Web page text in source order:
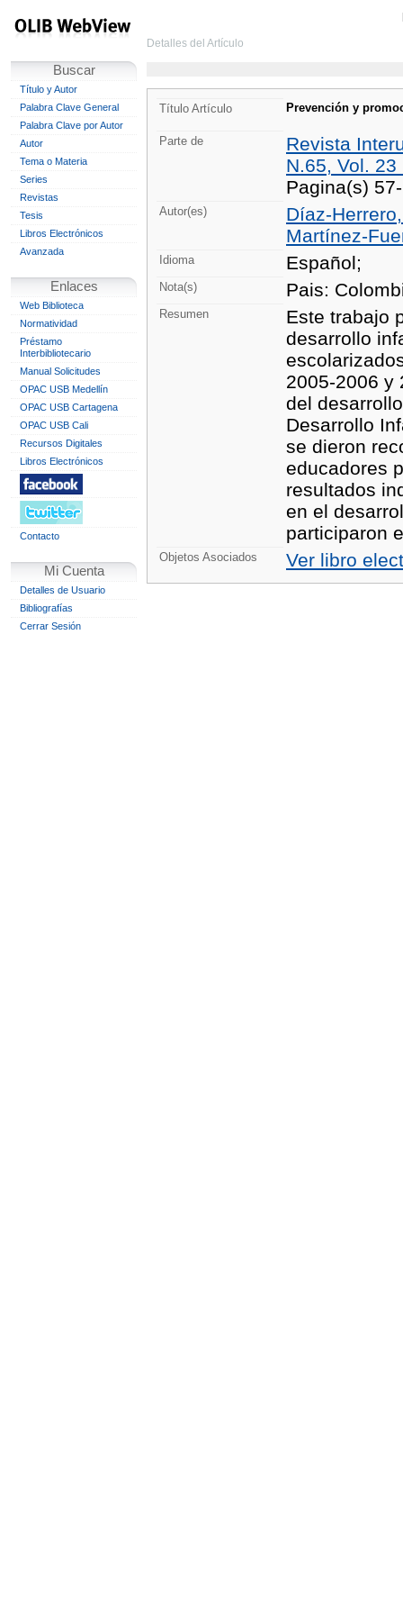
Buscar
Título y Autor
Palabra Clave General
Palabra Clave por Autor
Autor
Tema o Materia
Series
Revistas
Tesis
Libros Electrónicos
Avanzada
Enlaces
Web Biblioteca
Normatividad
Préstamo
Interbibliotecario
Manual Solicitudes
OPAC USB Medellín
OPAC USB Cartagena
OPAC USB Cali
Recursos Digitales
Libros Electrónicos
Contacto
Mi Cuenta
Detalles de Usuario
Bibliografías
Cerrar Sesión
Detalles del Artículo
Título Artículo Prevención y
Parte de
Revista
N.65, Vol.
Pagina(s)
Autor(es)
Díaz-
Martínez-
Idioma Español;
Nota(s) Pais:
Resumen
Este trabajo
desarrollo
2005-2006 y
del
Desarrollo
se dieron
educadores
resultados
en el
participaron
Objetos Asociados Ver libro